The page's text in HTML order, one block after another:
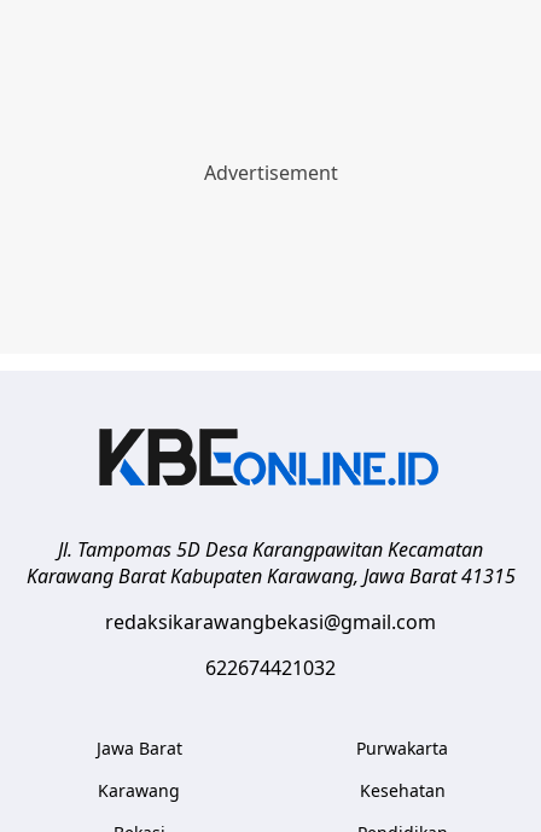
Jl. Tampomas 5D Desa Karangpawitan Kecamatan
Karawang Barat Kabupaten Karawang, Jawa Barat 41315
redaksikarawangbekasi@gmail.com
622674421032
Jawa Barat
Karawang
Purwakarta
Kesehatan